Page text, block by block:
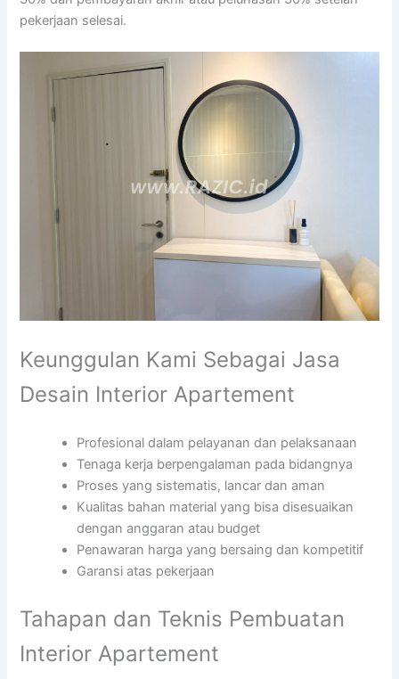
pekerjaan selesai.
Keunggulan Kami Sebagai Jasa
Desain Interior Apartement
Profesional dalam pelayanan dan pelaksanaan
Tenaga kerja berpengalaman pada bidangnya
Proses yang sistematis, lancar dan aman
Kualitas bahan material yang bisa disesuaikan
dengan anggaran atau budget
Penawaran harga yang bersaing dan kompetitif
Garansi atas pekerjaan
Tahapan dan Teknis Pembuatan
Interior Apartement